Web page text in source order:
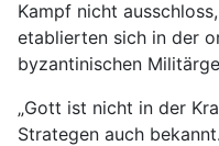
Kampf nicht
etablierten sich in der
byzantinischen
„Gott ist nicht in der
Strategen auch